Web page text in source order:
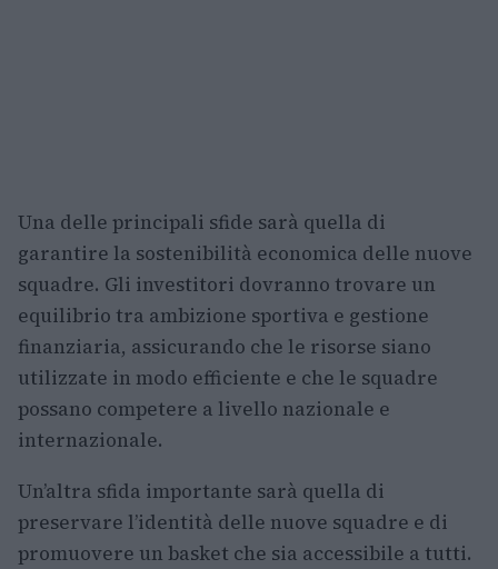
Una delle principali sfide sarà quella di
garantire la sostenibilità economica delle nuove
squadre. Gli investitori dovranno trovare un
equilibrio tra ambizione sportiva e gestione
finanziaria, assicurando che le risorse siano
utilizzate in modo efficiente e che le squadre
possano competere a livello nazionale e
internazionale.
Un’altra sfida importante sarà quella di
preservare l’identità delle nuove squadre e di
promuovere un basket che sia accessibile a tutti.